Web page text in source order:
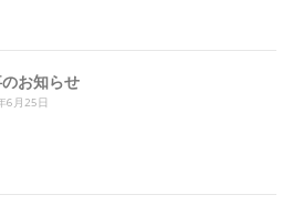
お知らせ
6月25日